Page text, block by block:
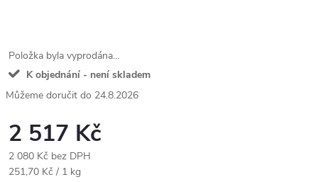
Položka byla vyprodána…
K objednání - není skladem
24.8.2026
2 517 Kč
2 080 Kč bez DPH
Měrná
251,70 Kč / 1 kg